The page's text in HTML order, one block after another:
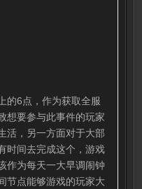
的6点，作为获取全服
想要参与此事件的玩家
活，另一方面对于大部
时间去完成这个，游戏
作为每天一大早调闹钟
节点能够游戏的玩家大